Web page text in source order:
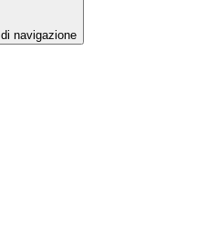
navigazione